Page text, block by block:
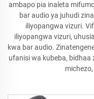
ambapo pia inaleta
bar audio ya juhudi
iliyopangwa vizuri.
iliyopangwa vizuri,
kwa bar audio.
ufanisi wa kubeba, bidhaa